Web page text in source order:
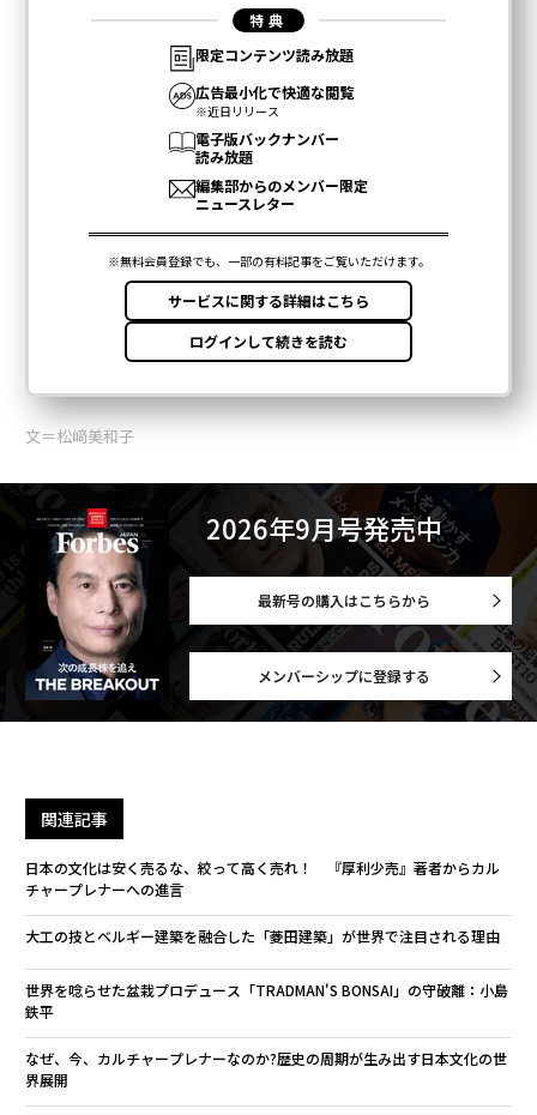
文＝松﨑美和子
2026年9月号発売中
最新号の購入はこちらから
メンバーシップに登録する
関連記事
日本の文化は安く売るな、絞って高く売れ！ 『厚利少売』著者からカル
チャープレナーへの進言
大工の技とベルギー建築を融合した「菱田建築」が世界で注目される理由
世界を唸らせた盆栽プロデュース「TRADMAN'S BONSAI」の守破離：小島
鉄平
なぜ、今、カルチャープレナーなのか?歴史の周期が生み出す日本文化の世
界展開